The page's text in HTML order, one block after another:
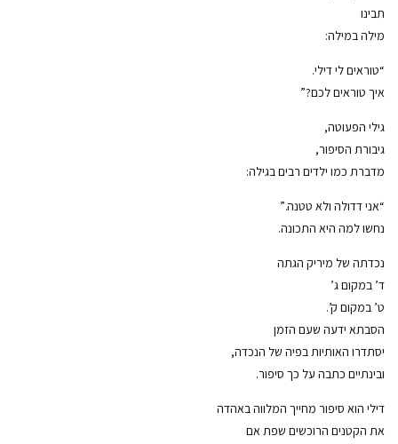
תבינו
מילה במילה:
“טוראים לי דילי.
איך טוראים לכם?”
גילי הפעוטה,
גיבורת הסיפור,
מדברת כמו ילדים רבים בגילה:
“אני דדולה ולא טטנה.”
נחשו למה היא התכונה.
נכדתה של מיריק הגתה
ד’ במקום ג’
ט’ במקום ק’.
הסבתא ידעה שעם הזמן
יסתדרו האותיות בפיה של הנכדה,
ובינתיים כתבה על כך סיפור.
דילי הוא סיפור מחייך המלווה באהדה
את הקטנים הרוכשים שפת אם